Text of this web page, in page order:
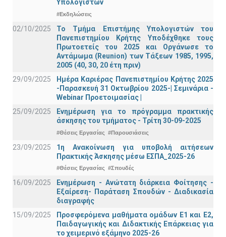
Υπολογιστών
#Εκδηλώσεις
02/10/2025
Το Τμήμα Επιστήμης Υπολογιστών του
Πανεπιστημίου Κρήτης Υποδέχθηκε τους
Πρωτοετείς του 2025 και Οργάνωσε το
Αντάμωμα (Reunion) των Τάξεων 1985, 1995,
2005 (40, 30, 20 έτη πριν)
29/09/2025
Ημέρα Καριέρας Πανεπιστημίου Κρήτης 2025
-Παρασκευή 31 Οκτωβρίου 2025-| Σεμινάρια -
Webinar Προετοιμασίας |
25/09/2025
Ενημέρωση για το πρόγραμμα πρακτικής
άσκησης του τμήματος - Τρίτη 30-09-2025
#Θέσεις Εργασίας #Παρουσιάσεις
23/09/2025
1η Ανακοίνωση για υποβολή αιτήσεων
Πρακτικής Άσκησης μέσω ΕΣΠΑ_2025-26
#Θέσεις Εργασίας #Σπουδές
16/09/2025
Ενημέρωση - Ανώτατη διάρκεια Φοίτησης -
Εξαίρεση- Παράταση Σπουδών - Διαδικασία
διαγραφής
15/09/2025
Προσφερόμενα μαθήματα ομάδων Ε1 και Ε2,
Παιδαγωγικής και Διδακτικής Επάρκειας για
το χειμερινό εξάμηνο 2025-26